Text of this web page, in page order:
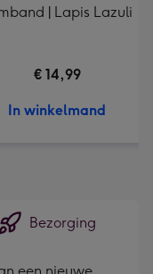
| Lapis Lazuli
€ 14,99
In winkelmand
Bezorging